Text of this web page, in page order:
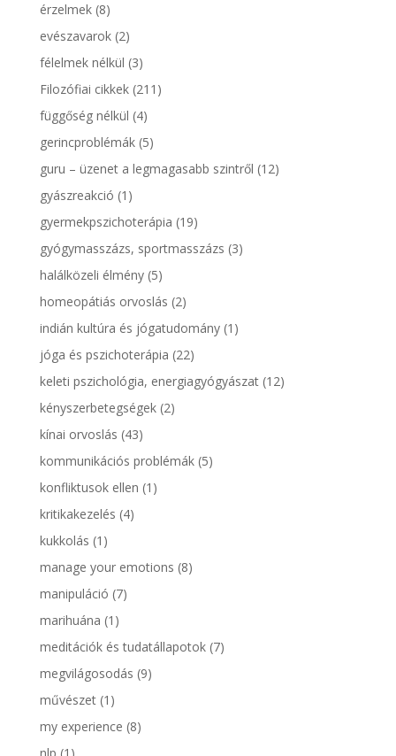
érzelmek(8)
evészavarok(2)
félelmek nélkül (3)
Filozófiai cikkek(211)
függőség nélkül (4)
gerincproblémák(5)
guru – üzenet a legmagasabb szintről (12)
gyászreakció (1)
gyermekpszichoterápia (19)
gyógymasszázs, sportmasszázs (3)
halálközeli élmény(5)
homeopátiás orvoslás (2)
indián kultúra és jógatudomány(1)
jóga és pszichoterápia (22)
keleti pszichológia, energiagyógyászat(12)
kényszerbetegségek(2)
kínai orvoslás (43)
kommunikációs problémák(5)
konfliktusok ellen (1)
kritikakezelés (4)
kukkolás (1)
manage your emotions (8)
manipuláció (7)
marihuána (1)
meditációk és tudatállapotok(7)
megvilágosodás (9)
művészet(1)
my experience (8)